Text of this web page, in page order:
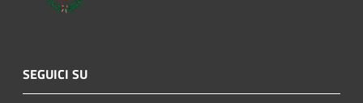
SEGUICI SU